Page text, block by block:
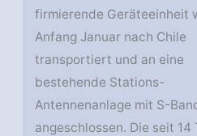
firmierende Geräteeinheit
Anfang Januar nach Chile
transportiert und an eine
bestehende Stations-
Antennenanlage mit S-
angeschlossen. Die seit 14